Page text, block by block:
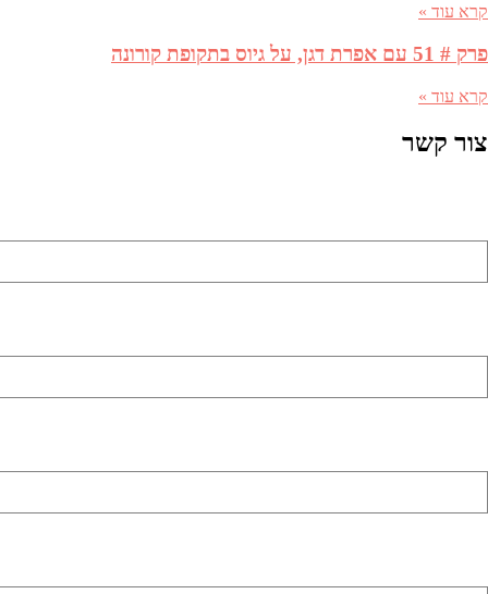
קרא עוד »
פרק # 51 עם אפרת דגן, על גיוס בתקופת קורונה
קרא עוד »
צור קשר